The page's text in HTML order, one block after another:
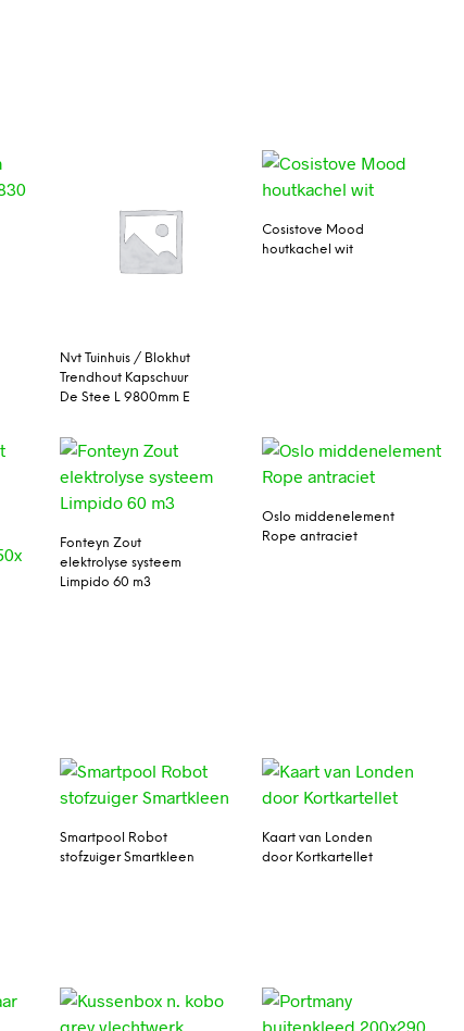
Nvt Tuinhuis / Blokhut
Trendhout Kapschuur
De Stee L 9800mm E
Cosistove Mood
houtkachel wit
Fonteyn Zout
elektrolyse systeem
Limpido 60 m3
Oslo middenelement
Rope antraciet
Smartpool Robot
stofzuiger Smartkleen
Kaart van Londen
door Kortkartellet